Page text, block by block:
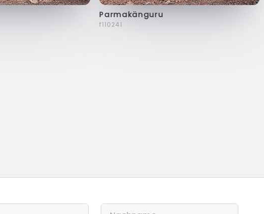
Parmakänguru
f110241